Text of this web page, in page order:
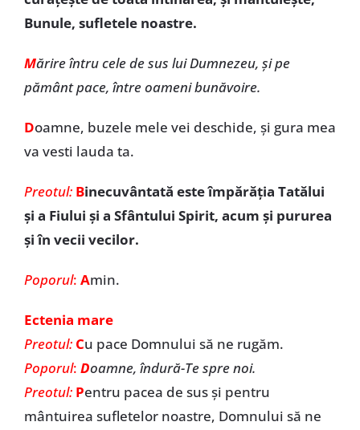
Bunule, sufletele noastre.
Mărire întru cele de sus lui Dumnezeu, şi pe
pământ pace, între oameni bunăvoire.
Doamne, buzele mele vei deschide, şi gura mea
va vesti lauda ta.
Preotul: Binecuvântată este împărăția Tatălui
și a Fiului și a Sfântului Spirit, acum și pururea
și în vecii vecilor.
Poporul: Amin.
Ectenia mare
Preotul: Cu pace Domnului să ne rugăm.
Poporul: Doamne, îndură-Te spre noi.
Preotul: Pentru pacea de sus și pentru
mântuirea sufletelor noastre, Domnului să ne